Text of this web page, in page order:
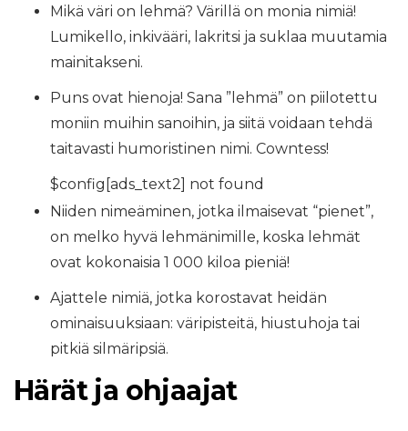
Mikä väri on lehmä? Värillä on monia nimiä!
Lumikello, inkivääri, lakritsi ja suklaa muutamia
mainitakseni.
Puns ovat hienoja! Sana ”lehmä” on piilotettu
moniin muihin sanoihin, ja siitä voidaan tehdä
taitavasti humoristinen nimi. Cowntess!
$config[ads_text2] not found
Niiden nimeäminen, jotka ilmaisevat “pienet”,
on melko hyvä lehmänimille, koska lehmät
ovat kokonaisia ​​1 000 kiloa pieniä!
Ajattele nimiä, jotka korostavat heidän
ominaisuuksiaan: väripisteitä, hiustuhoja tai
pitkiä silmäripsiä.
Härät ja ohjaajat